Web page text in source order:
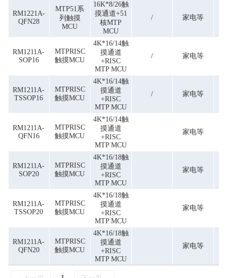
RM1221A-
QFN28
MTP51系
列触摸
MCU
16K*8/26触
摸通道+51
核MTP
MCU
/ 家电等
RM1211A-
SOP16
MTPRISC
触摸MCU
4K*16/14触
摸通道
+RISC
MTP MCU
/ 家电等
RM1211A-
TSSOP16
MTPRISC
触摸MCU
4K*16/14触
摸通道
+RISC
MTP MCU
/ 家电等
RM1211A-
QFN16
MTPRISC
触摸MCU
4K*16/14触
摸通道
+RISC
MTP MCU
家电等
RM1211A-
SOP20
MTPRISC
触摸MCU
4K*16/18触
摸通道
+RISC
MTP MCU
家电等
RM1211A-
TSSOP20
MTPRISC
触摸MCU
4K*16/18触
摸通道
+RISC
MTP MCU
家电等
RM1211A-
QFN20
MTPRISC
触摸MCU
4K*16/18触
摸通道
+RISC
MTP MCU
家电等